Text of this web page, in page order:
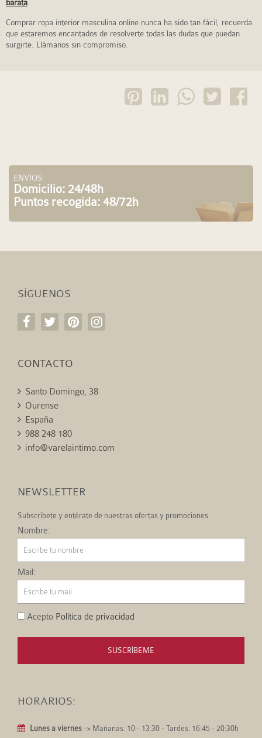
barata
Comprar ropa interior masculina online nunca ha sido tan fácil, recuerda
que estaremos encantados de resolverte todas las dudas que puedan
surgirte. Llámanos sin compromiso.
ENVÍOS:
Domicilio: 24/48h
Puntos recogida: 48/72h
SÍGUENOS
CONTACTO
Santo Domingo, 38
Ourense
España
988 248 180
info@varelaintimo.com
NEWSLETTER
Subscríbete y entérate de nuestras ofertas y promociones.
Nombre:
Mail:
Acepto Política de privacidad
SUSCRÍBEME
HORARIOS:
Lunes a viernes -> Mañanas: 10 - 13:30 - Tardes: 16:45 - 20:30h